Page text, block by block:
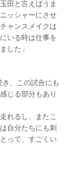
田と言えばうま
ッシャーにさせ
ャンスメイクは
いる時は仕事を
した」
、この試合にも
じる部分もあり
れるし、またこ
自分たちにも刺
って、すごくい